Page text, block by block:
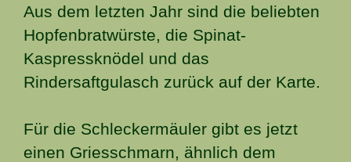
Aus dem letzten Jahr sind die beliebten
Hopfenbratwürste, die Spinat-
Kaspressknödel und das
Rindersaftgulasch zurück auf der Karte.
Für die Schleckermäuler gibt es jetzt
einen Griesschmarn, ähnlich dem